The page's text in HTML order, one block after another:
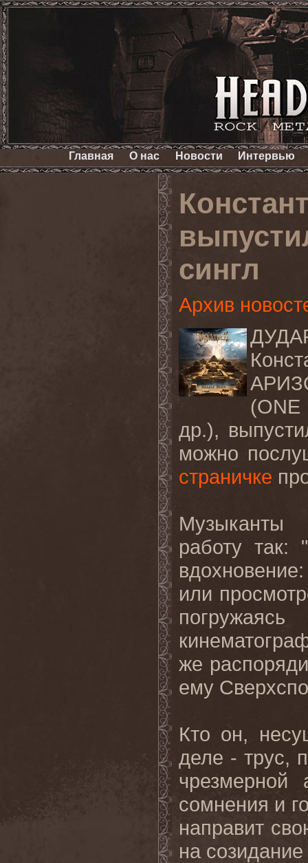
Главная О нас Новости Интервью
сингл
Архив
др.),
можно
страничке
Музыканты
работу так:
или
же
ему
Кто он,
деле - трус,
чрезмерной
сомнения и
направит
на